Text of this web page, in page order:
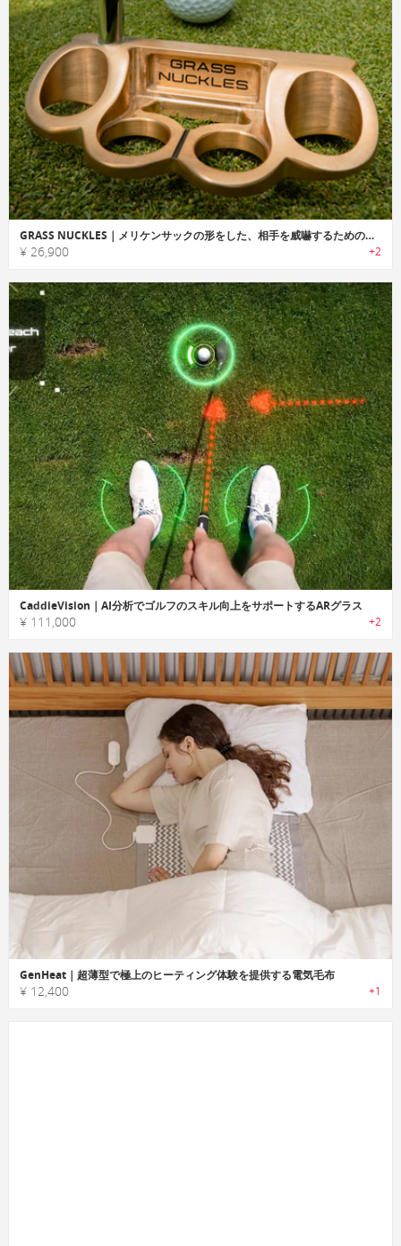
GRASS NUCKLES｜メリケンサックの形をした、相手を威嚇するためのクラブヘッド
¥ 26,900 +2
CaddieVision｜AI分析でゴルフのスキル向上をサポートするARグラス
¥ 111,000 +2
GenHeat｜超薄型で極上のヒーティング体験を提供する電気毛布
¥ 12,400 +1